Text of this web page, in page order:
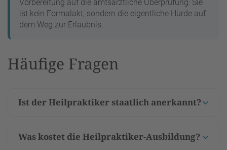
Vorbereitung auf die amtsärztliche Überprüfung: Sie
ist kein Formalakt, sondern die eigentliche Hürde auf
dem Weg zur Erlaubnis.
Häufige Fragen
Ist der Heilpraktiker staatlich anerkannt?
Was kostet die Heilpraktiker-Ausbildung?